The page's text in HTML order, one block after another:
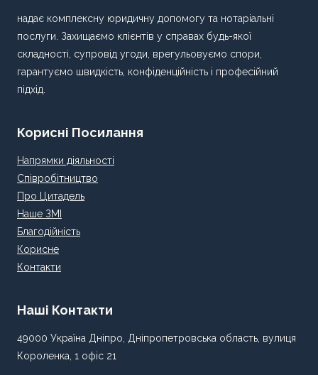
надає комплексну юридичну допомогу та нотаріальні
послуги. Захищаємо клієнтів у справах будь-якої
складності, супровід угоди, врегульовуємо спори,
гарантуємо швидкість, конфіденційність і професійний
підхід.
Корисні Посилання
Напрямки діяльності
Співробітництво
Про Цитадель
Наше ЗМІ
Благодійність
Корисне
Контакти
Наші Контакти
49000 Україна Дніпро, Дніпропетровська область, вулиця
Короленка, 1 офіс 21